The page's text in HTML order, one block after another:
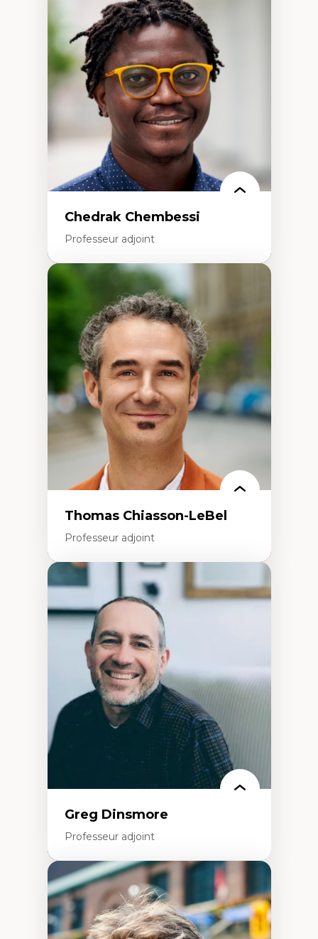
Discours sur la ville et représentations
Mosquées, formes et usages au Canada
Reconnaissance et représentations des
communautés immigrantes dans l'espace
urbain
Design architectural et urbain
Patrimoine et patrimonialisation
Études postcoloniales et décolonisation des
savoirs
Chedrak Chembessi
Professeur adjoint
Économie circulaire
Modèles d’affaires durables
Histoire des faits économiques
Gestion durable des ressources naturelles
Écologie industrielle
Aménagement durable du territoire
Développement régional
Coopératives
Télétravail en milieu rural francophone
Transition socio-écologique
Thomas Chiasson-LeBel
Professeur adjoint
Expertises
Théories du développement
Économie politique comparée
Élites économiques
Sociologie économique
Extractivisme
Classes sociales
Mouvements sociaux
Théories de l’État
Greg Dinsmore
Professeur adjoint
Expertises
Fragmentation des auditoires médiatiques
Analyse multi-plateforme des auditoires
médiatiques